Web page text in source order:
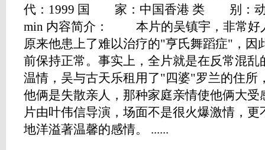
代：1999 国 家：中国香港 类 别：
min 内容简介： 本片的吴镇宇，非常好
原来他患上了难以治疗的"亨氏舞蹈症"，因
前保持正常。事实上，全片就是在反常混
温情，吴与古天乐租用了"四婆"罗兰的住所
他俩是失散亲人，那种家庭亲情使他俩大
片由叶伟信导演，场面不是很火爆激情，
地洋溢著温馨的感情。 ......